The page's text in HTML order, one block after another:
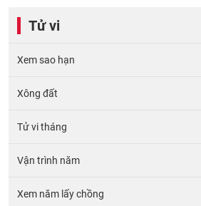
Tử vi
Xem sao hạn
Xông đất
Tử vi tháng
Vận trình năm
Xem năm lấy chồng